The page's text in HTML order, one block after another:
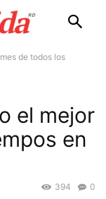
de todos los
el mejor
en
0
394